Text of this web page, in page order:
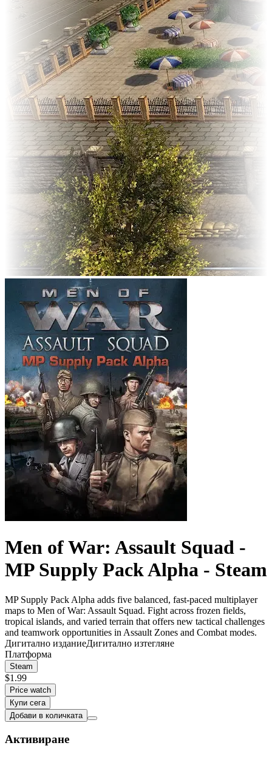
Men of War: Assault Squad -
MP Supply Pack Alpha - Steam
MP Supply Pack Alpha adds five balanced, fast-paced multiplayer
maps to Men of War: Assault Squad. Fight across frozen fields,
tropical islands, and varied terrain that offers new tactical challenges
and teamwork opportunities in Assault Zones and Combat modes.
Дигитално изданиеДигитално изтегляне
Платформа
Steam
$1.99
Price watch
Купи сега
Добави в количката
Активиране